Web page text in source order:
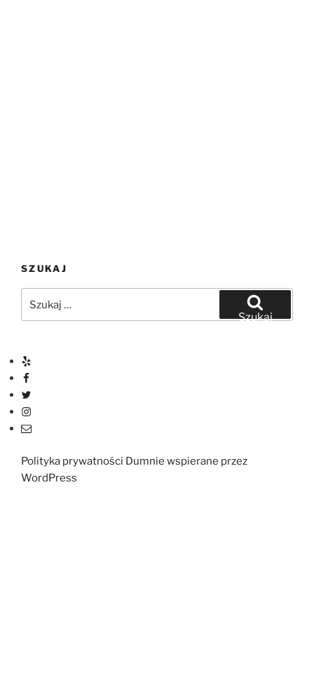
SZUKAJ
Szukaj
Yelp
Facebook
Twitter
Instagram
E-
Polityka prywatności Dumnie wspierane przez
WordPress